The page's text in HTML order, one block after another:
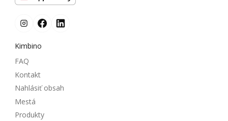
Kimbino
FAQ
Kontakt
Nahlásiť obsah
Mestá
Produkty